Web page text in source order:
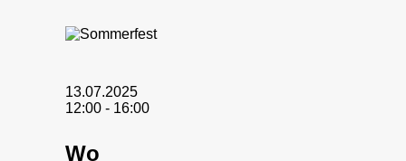
13.07.2025
12:00 - 16:00
Wo